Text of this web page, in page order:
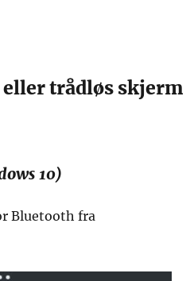
trådløs skjerm
10)
Bluetooth fra